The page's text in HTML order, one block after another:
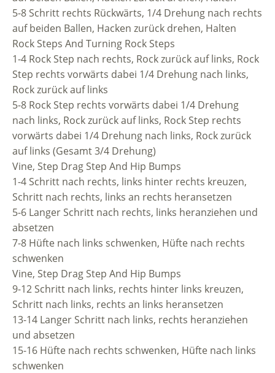
5-8 Schritt rechts Rückwärts, 1/4 Drehung nach rechts
auf beiden Ballen, Hacken zurück drehen, Halten
Rock Steps And Turning Rock Steps
1-4 Rock Step nach rechts, Rock zurück auf links, Rock
Step rechts vorwärts dabei 1/4 Drehung nach links,
Rock zurück auf links
5-8 Rock Step rechts vorwärts dabei 1/4 Drehung
nach links, Rock zurück auf links, Rock Step rechts
vorwärts dabei 1/4 Drehung nach links, Rock zurück
auf links (Gesamt 3/4 Drehung)
Vine, Step Drag Step And Hip Bumps
1-4 Schritt nach rechts, links hinter rechts kreuzen,
Schritt nach rechts, links an rechts heransetzen
5-6 Langer Schritt nach rechts, links heranziehen und
absetzen
7-8 Hüfte nach links schwenken, Hüfte nach rechts
schwenken
Vine, Step Drag Step And Hip Bumps
9-12 Schritt nach links, rechts hinter links kreuzen,
Schritt nach links, rechts an links heransetzen
13-14 Langer Schritt nach links, rechts heranziehen
und absetzen
15-16 Hüfte nach rechts schwenken, Hüfte nach links
schwenken